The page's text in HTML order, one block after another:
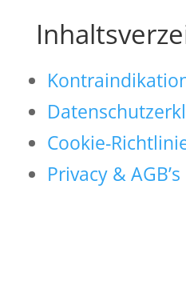
Cookie-
Privacy & AGB’s